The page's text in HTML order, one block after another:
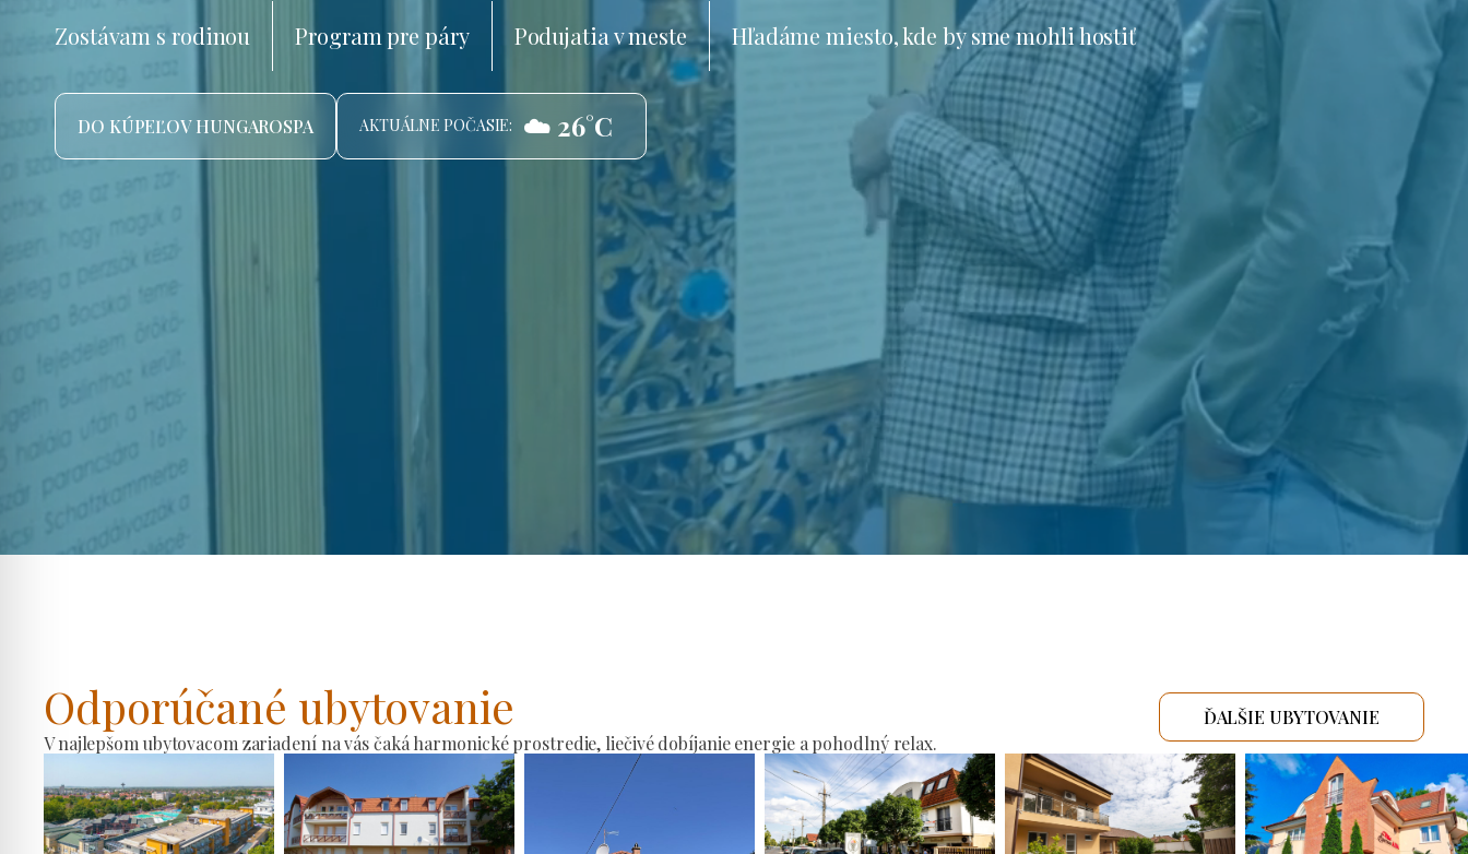
Zostávam s rodinou Program pre páry Podujatia v meste Hľadáme miesto, kde by sme mohli hostiť
DO KÚPEĽOV HUNGAROSPA AKTUÁLNE POČASIE: ☁️ 26°C
Odporúčané ubytovanie
V najlepšom ubytovacom zariadení na vás čaká harmonické prostredie, liečivé dobíjanie energie a pohodlný relax.
ĎALŠIE UBYTOVANIE